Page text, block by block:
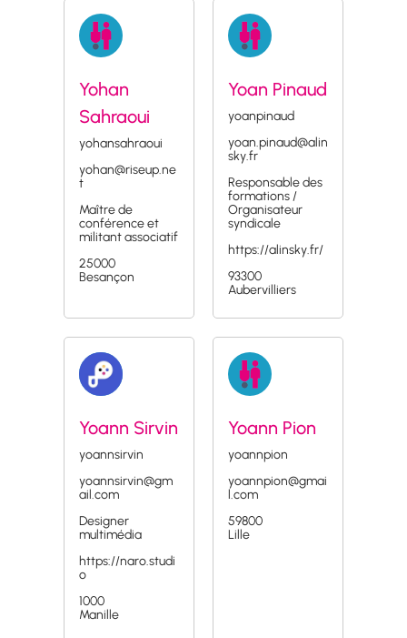
Yohan
Sahraoui
yohansahraoui
yohan@riseup.ne
t
Maître de
conférence et
militant associatif
25000
Besançon
Yoan Pinaud
yoanpinaud
yoan.pinaud@alin
sky.fr
Responsable des
formations /
Organisateur
syndicale
https://alinsky.fr/
93300
Aubervilliers
Yoann Sirvin
yoannsirvin
yoannsirvin@gm
ail.com
Designer
multimédia
https://naro.studi
o
1000
Manille
Yoann Pion
yoannpion
yoannpion@gmai
l.com
59800
Lille